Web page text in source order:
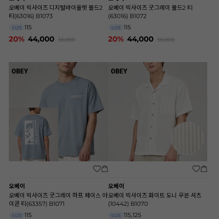
오베이 빅사이즈 디지털바이올렛 볼드2
티(63016) B1073
SIZE 115
20% 44,000 55,000
오베이 빅사이즈 굿그레이 볼드2 티
(63016) B1072
SIZE 115
20% 44,000 55,000
오베이
오베이 빅사이즈 굿그레이 하프 페이스 아
이콘 티(63357) B1071
SIZE 115
오베이
오베이 빅사이즈 화이트 도니 우븐 셔츠
(10442) B1070
SIZE 115,125